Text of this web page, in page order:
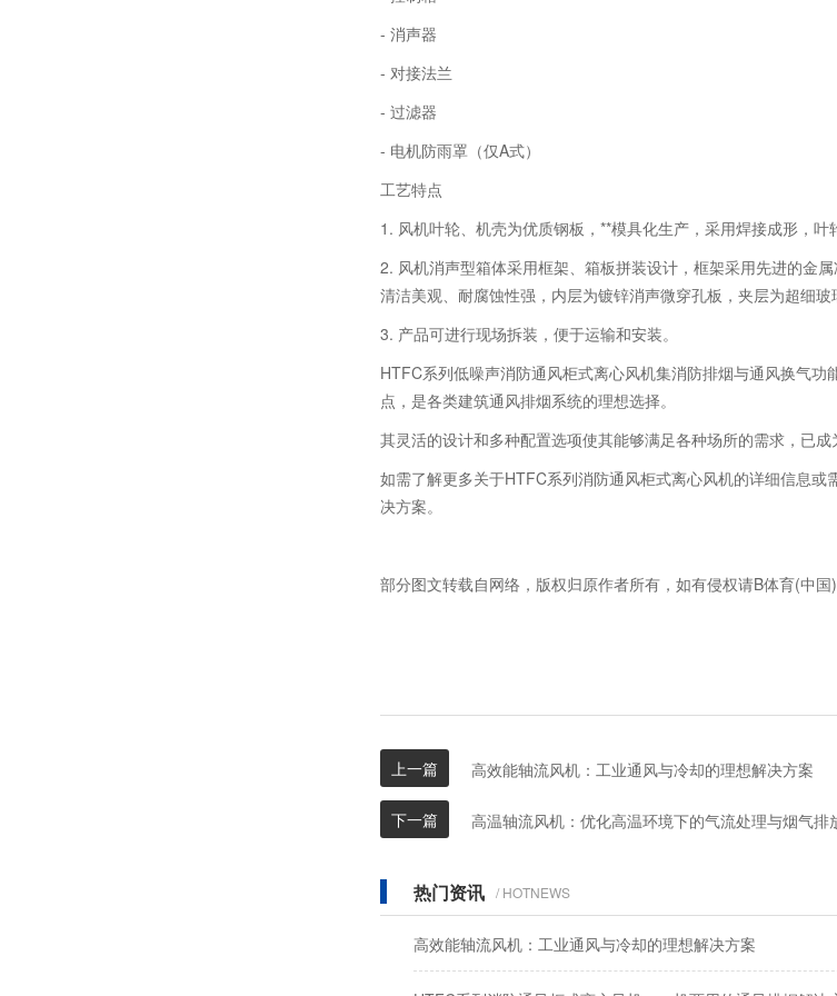
- 消声器
- 对接法兰
- 过滤器
- 电机防雨罩（仅A式）
工艺特点
1. 风机叶轮、机壳为优质钢板，**模具化生产，采用焊接成形，叶
2. 风机消声型箱体采用框架、箱板拼装设计，框架采用先进的金
清洁美观、耐腐蚀性强，内层为镀锌消声微穿孔板，夹层为超细玻
3. 产品可进行现场拆装，便于运输和安装。
HTFC系列低噪声消防通风柜式离心风机集消防排烟与通风换气
点，是各类建筑通风排烟系统的理想选择。
其灵活的设计和多种配置选项使其能够满足各种场所的需求，已
如需了解更多关于HTFC系列消防通风柜式离心风机的详细信息
决方案。
部分图文转载自网络，版权归原作者所有，如有侵权请B体育(中
上一篇 高效能轴流风机：工业通风与冷却的理想解决方案
下一篇 高温轴流风机：优化高温环境下的气流处理与烟气排
热门资讯 / HOTNEWS
高效能轴流风机：工业通风与冷却的理想解决方案